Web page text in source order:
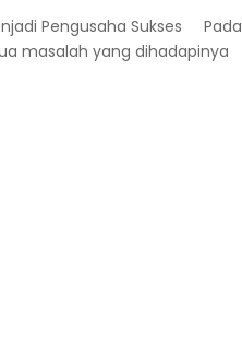
Pengusaha Sukses Pada
masalah yang dihadapinya